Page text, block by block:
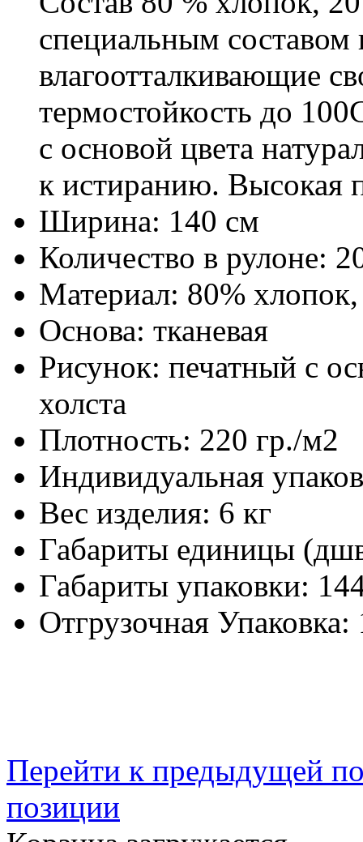
специальным
влагоотталкивающие
термостойкость до
с основой цвета
к истиранию. Высокая
Ширина: 140 см
Количество в рулоне:
Материал: 80%
Основа: тканевая
Рисунок: печатный с
холста
Плотность: 220 гр./м2
Индивидуальная
Вес изделия: 6 кг
Габариты единицы
Габариты упаковки:
Отгрузочная Упаковка:
Перейти к предыдущей
позиции